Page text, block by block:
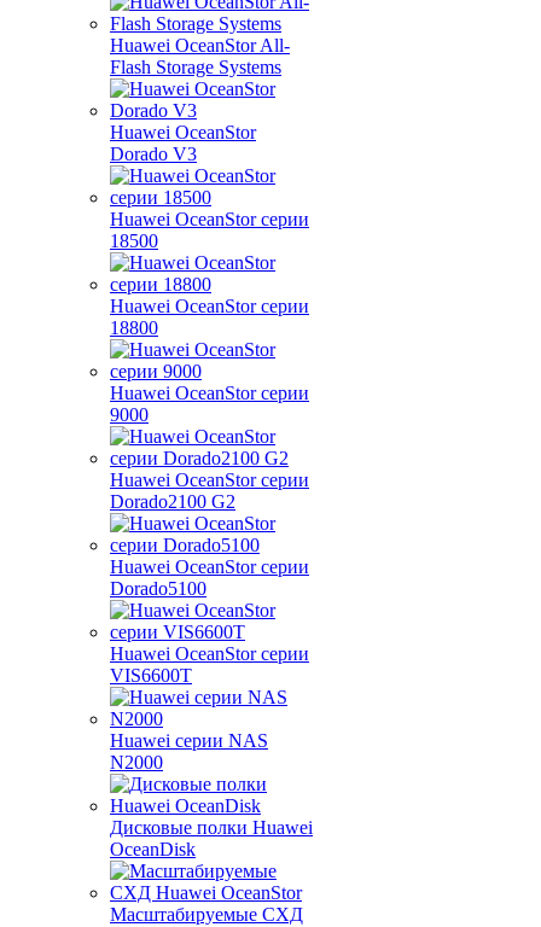
Huawei OceanStor All-
Flash Storage Systems
Huawei OceanStor
Dorado V3
Huawei OceanStor серии
18500
Huawei OceanStor серии
18800
Huawei OceanStor серии
9000
Huawei OceanStor серии
Dorado2100 G2
Huawei OceanStor серии
Dorado5100
Huawei OceanStor серии
VIS6600T
Huawei серии NAS
N2000
Дисковые полки Huawei
OceanDisk
Масштабируемые СХД